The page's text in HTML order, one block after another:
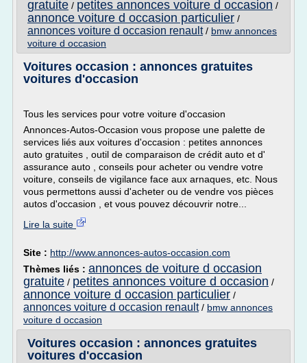
gratuite / petites annonces voiture d occasion /
annonce voiture d occasion particulier /
annonces voiture d occasion renault/ bmw annonces
voiture d occasion
Voitures occasion : annonces gratuites
voitures d'occasion
Tous les services pour votre voiture d'occasion
Annonces-Autos-Occasion vous propose une palette de
services liés aux voitures d'occasion : petites annonces
auto gratuites , outil de comparaison de crédit auto et d'
assurance auto , conseils pour acheter ou vendre votre
voiture, conseils de vigilance face aux arnaques, etc. Nous
vous permettons aussi d'acheter ou de vendre vos pièces
autos d'occasion , et vous pouvez découvrir notre...
Lire la suite
Site : http://www.annonces-autos-occasion.com
Thèmes liés : annonces de voiture d occasion
gratuite / petites annonces voiture d occasion /
annonce voiture d occasion particulier /
annonces voiture d occasion renault/ bmw annonces
voiture d occasion
Voitures occasion : annonces gratuites
voitures d'occasion